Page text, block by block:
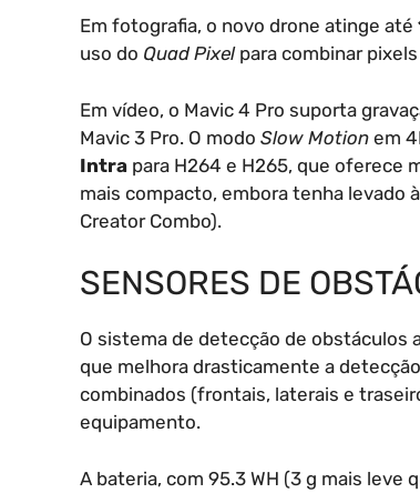
Em fotografia, o novo drone atinge até
uso do Quad Pixelpara combinar
Em vídeo, o Mavic 4 Pro suporta
Mavic 3 Pro. O modo Slow Motion em
Intra para H264 e H265, que oferece
mais compacto, embora tenha levado
Creator Combo).
SENSORES DE
O sistema de detecção de obstáculos
que melhora drasticamente a
combinados (frontais, laterais e
equipamento.
A bateria, com 95.3 WH (3 g mais leve